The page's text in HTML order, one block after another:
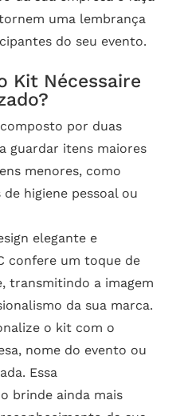
uma lembrança
do seu evento.
Kit Nécessaire
por duas
guardar itens maiores
menores, como
higiene pessoal ou
elegante e
confere um toque de
transmitindo a imagem
da sua marca.
o kit com o
nome do evento ou
Essa
brinde ainda mais